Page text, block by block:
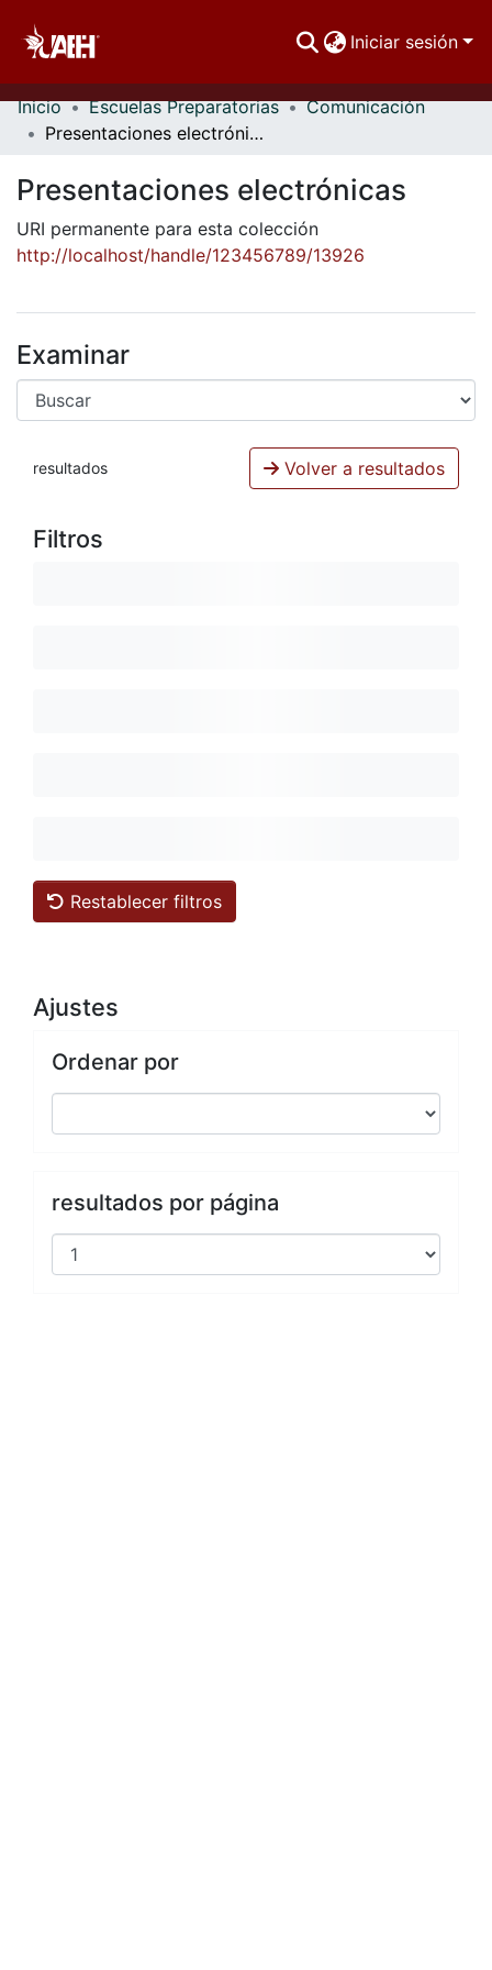
Iniciar sesión
Comunidades
Inicio Escuelas Preparatorias
Comunicación
Presentaciones electrónicas
Presentaciones electrónicas
URI permanente para esta colección
http://localhost/handle/123456789/13926
Examinar
resultados Volver a resultados
Filtros
Restablecer filtros
Ajustes
Ordenar por
resultados por página